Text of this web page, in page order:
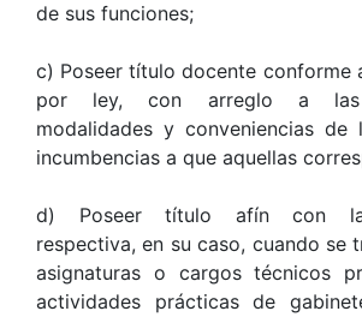
de sus funciones;
c) Poseer título docente conforme
por ley, con arreglo a las
modalidades y conveniencias de
incumbencias a que aquellas
d) Poseer título afín con la
respectiva, en su caso, cuando se
asignaturas o cargos técnicos
actividades prácticas de